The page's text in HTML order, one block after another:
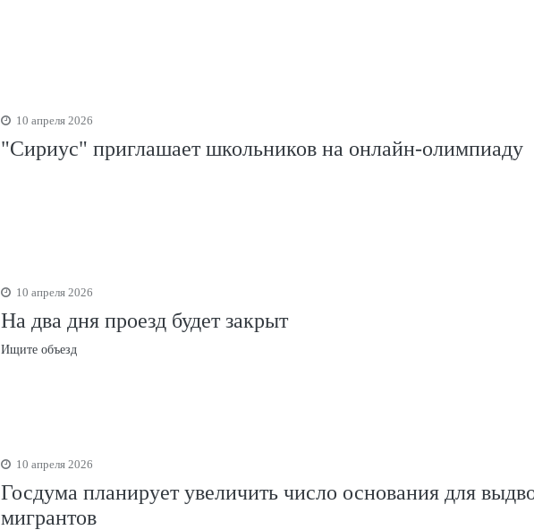
10 апреля 2026
"Сириус" приглашает школьников на онлайн-олимпиаду
10 апреля 2026
На два дня проезд будет закрыт
Ищите объезд
10 апреля 2026
Госдума планирует увеличить число основания для
мигрантов